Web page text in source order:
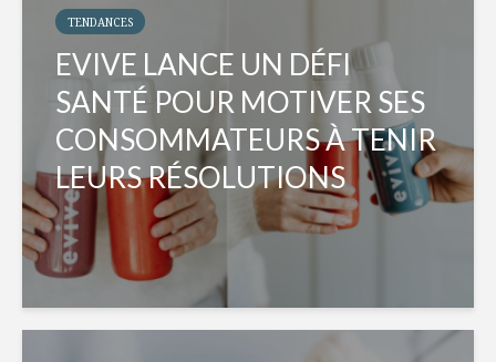
TENDANCES
EVIVE LANCE UN DÉFI
SANTÉ POUR MOTIVER SES
CONSOMMATEURS À TENIR
LEURS RÉSOLUTIONS